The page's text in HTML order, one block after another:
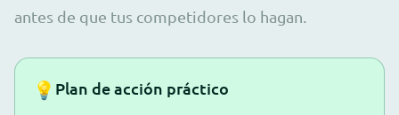
antes de que tus competidores lo hagan.
💡 Plan de acción práctico